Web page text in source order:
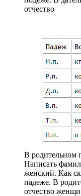
отчество
В родительном
Написать
женский. Как
падеже. В
отчество